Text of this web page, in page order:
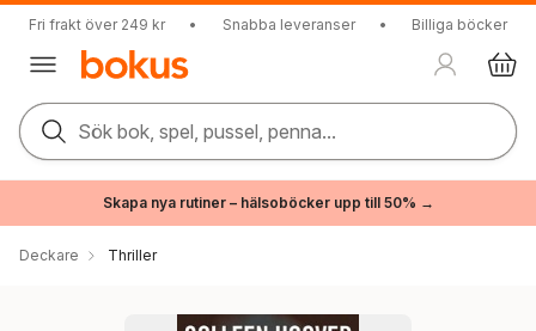
Fri frakt över 249 kr • Snabba leveranser • Billiga böcker
Sök bok, spel, pussel, penna...
Skapa nya rutiner – hälsoböcker upp till 50% →
Deckare Thriller